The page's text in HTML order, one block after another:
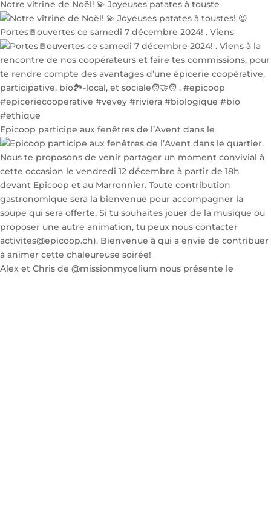
Notre vitrine de Noël! 💫 Joyeuses patates à touste
Portes🚪ouvertes ce samedi 7 décembre 2024! . Viens
Epicoop participe aux fenêtres de l’Avent dans le
Alex et Chris de @missionmycelium nous présente le